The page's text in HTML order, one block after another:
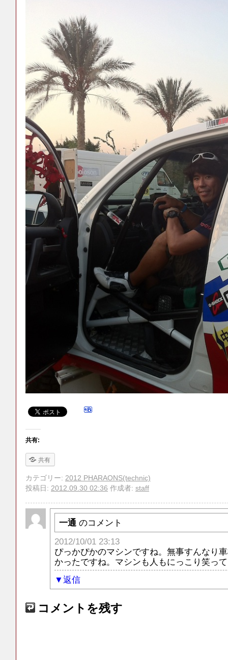
共有:
共有
カテゴリー: 2012 PHARAONS(technic)
投稿日: 2012.09.30 02:36 作成者: staff
一通 のコメント
2012/10/01 23:13
ぴっかぴかのマシンですね。無事すんなり
かったですね。マシンも人もにっこり笑っ
返信
コメントを残す